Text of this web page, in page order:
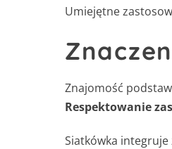
Umiejętne
Znajomość
Respektowanie
Siatkówka